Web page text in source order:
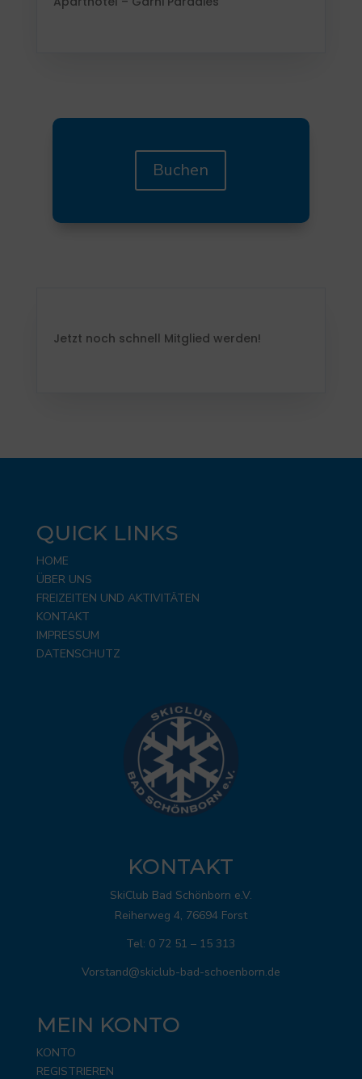
Buchen
Jetzt noch schnell Mitglied werden!
QUICK LINKS
HOME
ÜBER UNS
FREIZEITEN UND AKTIVITÄTEN
KONTAKT
IMPRESSUM
DATENSCHUTZ
KONTAKT
SkiClub Bad Schönborn e.V.
Reiherweg 4, 76694 Forst
Tel: 0 72 51 – 15 313
Vorstand@skiclub-bad-schoenborn.de
MEIN KONTO
KONTO
REGISTRIEREN